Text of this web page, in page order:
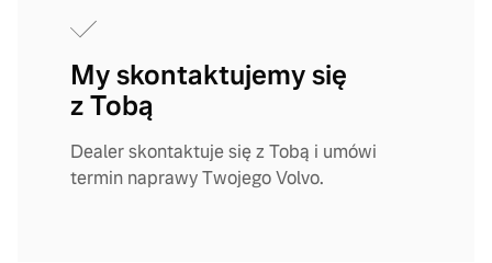
My skontaktujemy się
z Tobą
Dealer skontaktuje się z Tobą i umówi
termin naprawy Twojego Volvo.